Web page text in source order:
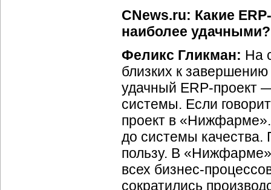
CNews.ru: Какие
наиболее удачными?
Феликс Гликман: На
близких к
удачный ERP-проект
системы. Если
проект в
до системы качества.
пользу. В
всех бизнес-
сократились